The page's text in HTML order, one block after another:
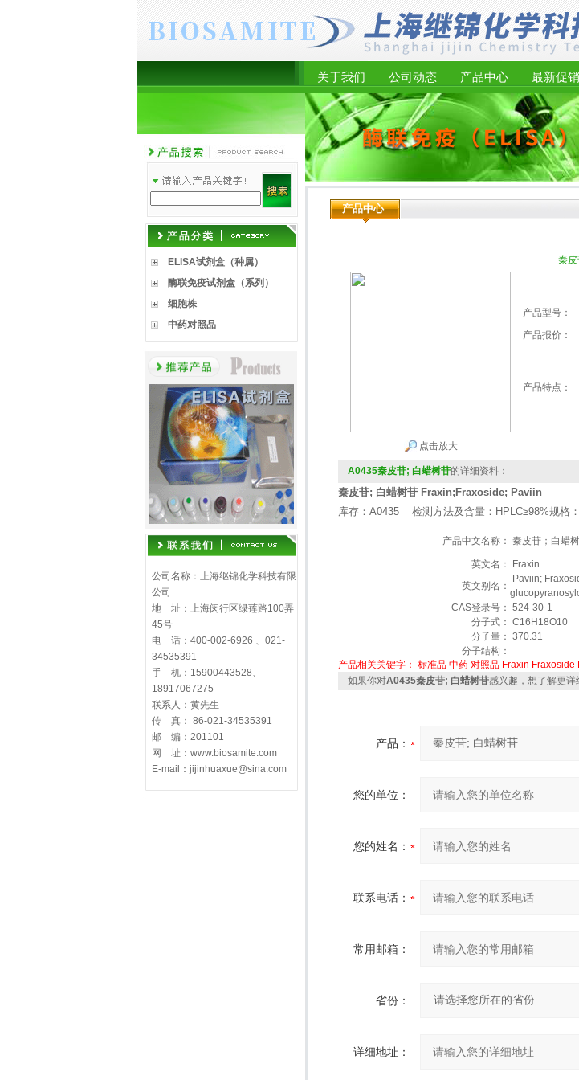
关于我们 公司动态 产品中心 最新促销
ELISA试剂盒（种属）
酶联免疫试剂盒（系列）
细胞株
中药对照品
公司名称：上海继锦化学科技有限
公司
地 址：上海闵行区绿莲路100弄
45号
电 话：400-002-6926 、021-
34535391
手 机：15900443528、
18917067275
联系人：黄先生
传 真： 86-021-34535391
邮 编：201101
网 址：www.biosamite.com
E-mail：jijinhuaxue@sina.com
产品中心
秦
点击放大
产品型号：
产品报价：
产品特点：
A0435秦皮苷; 白蜡树苷的详细资料：
秦皮苷; 白蜡树苷 Fraxin;Fraxoside; Paviin
库存：A0435 检测方法及含量：HPLC≥98%规
产品中文名称： 秦皮苷；白蜡
英文名：
Fraxin
英文别名：
Paviin;
CAS登录号： 524-30-1
分子式： C16H18O10
分子量： 370.31
分子结构：
产品相关关键字： 标准品 中药 对照品 Fraxin Fraxoside
如果你对A0435秦皮苷; 白蜡树苷感兴趣，想了解更详
产品：
您的单位：
您的姓名：
联系电话：
常用邮箱：
省份：
详细地址：